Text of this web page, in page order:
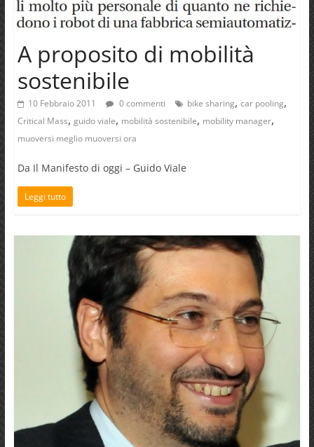
A proposito di mobilità
sostenibile
10 Febbraio 2011 0 commenti bike sharing, car pooling,
Critical Mass, guido viale, mobilità sostenibile, mobility manager,
muoversi meglio muoversi ora
Da Il Manifesto di oggi – Guido Viale
Leggi tutto